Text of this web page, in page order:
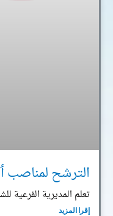
الترشح لمناصب
تعلم المديرية الفرعية
إقرا المزيد